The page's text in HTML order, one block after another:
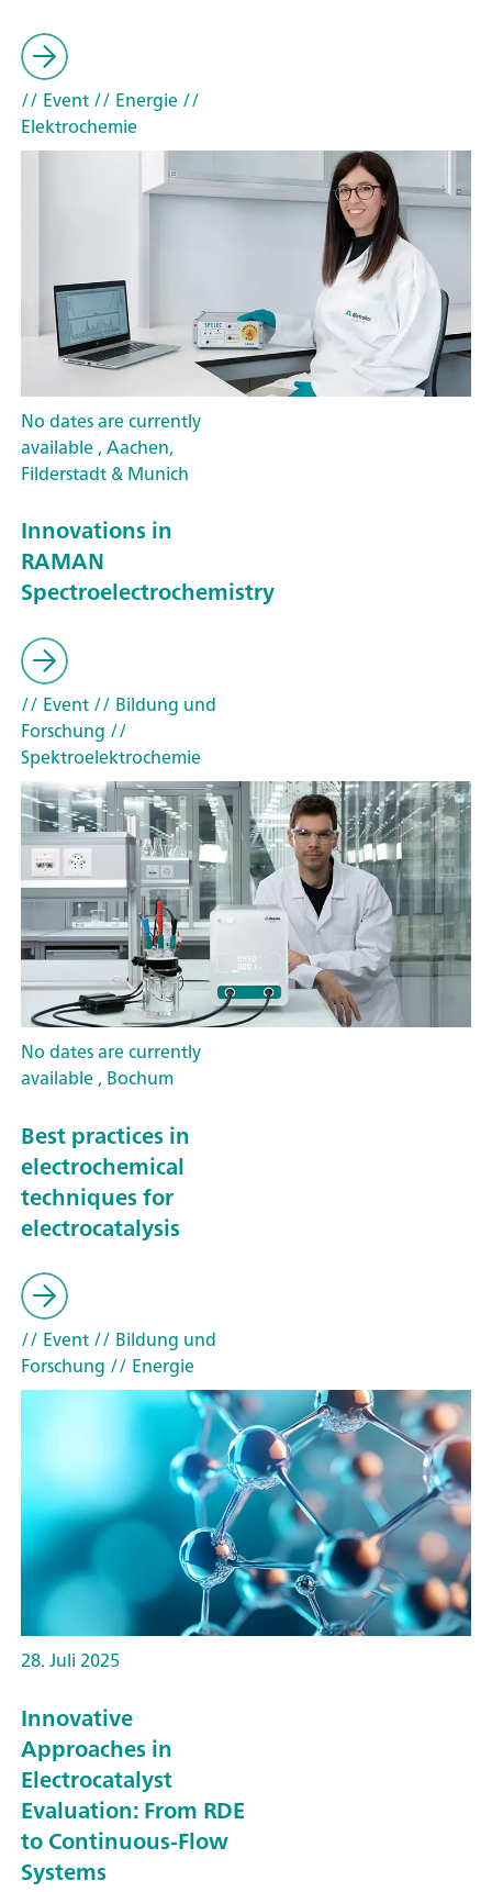
// Event// Energie//
Elektrochemie
No dates are currently
available , Aachen,
Filderstadt & Munich
Innovations in
RAMAN
Spectroelectrochemistry
// Event// Bildung und
Forschung //
Spektroelektrochemie
No dates are currently
available , Bochum
Best practices in
electrochemical
techniques for
electrocatalysis
// Event// Bildung und
Forschung // Energie
28. Juli 2025
Innovative
Approaches in
Electrocatalyst
Evaluation: From RDE
to Continuous-Flow
Systems